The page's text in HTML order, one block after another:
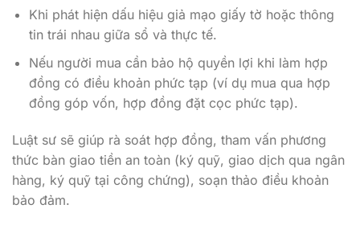
Khi phát hiện dấu hiệu giả mạo giấy tờ hoặc thông
tin trái nhau giữa sổ và thực tế.
Nếu người mua cần bảo hộ quyền lợi khi làm hợp
đồng có điều khoản phức tạp (ví dụ mua qua hợp
đồng góp vốn, hợp đồng đặt cọc phức tạp).
Luật sư sẽ giúp rà soát hợp đồng, tham vấn phương
thức bàn giao tiền an toàn (ký quỹ, giao dịch qua ngân
hàng, ký quỹ tại công chứng), soạn thảo điều khoản
bảo đảm.